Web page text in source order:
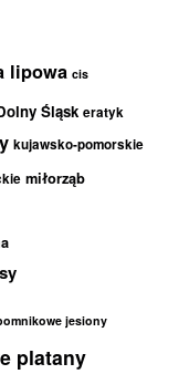
lipowa cis
Śląsk eratyk
kujawsko-pomorskie
miłorząb
jesiony
platany